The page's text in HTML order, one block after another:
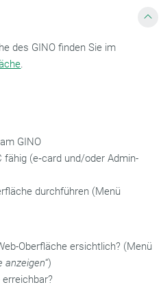
des GINO finden Sie im
.
GINO
(e‑card und/oder Admin-
durchführen (Menü
Oberfläche ersichtlich? (Menü
anzeigen“)